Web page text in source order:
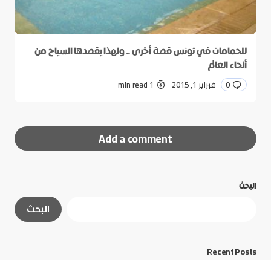
للحمامات في تونس قصة أخرى .. ولهذا يقصدها السياح من
أنحاء العالم
0 فبراير 1, 2015 1 min read
Add a comment
الحقول الإلزامية
البحث
البحث
Recent Posts